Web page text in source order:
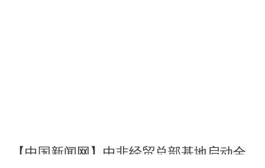
【中国新闻网】中非经贸总部基地启动全